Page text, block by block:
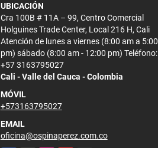
UBICACIÓN
Cra 100B # 11A – 99, Centro Comercial
Holguines Trade Center, Local 216 H, Cali
Atención de lunes a viernes (8:00 am a 5:00
pm) sábado (8:00 am - 12:00 pm) Teléfono:
+57 3163795027
Cali - Valle del Cauca - Colombia
MÓVIL
+573163795027
EMAIL
oficina@ospinaperez.com.co